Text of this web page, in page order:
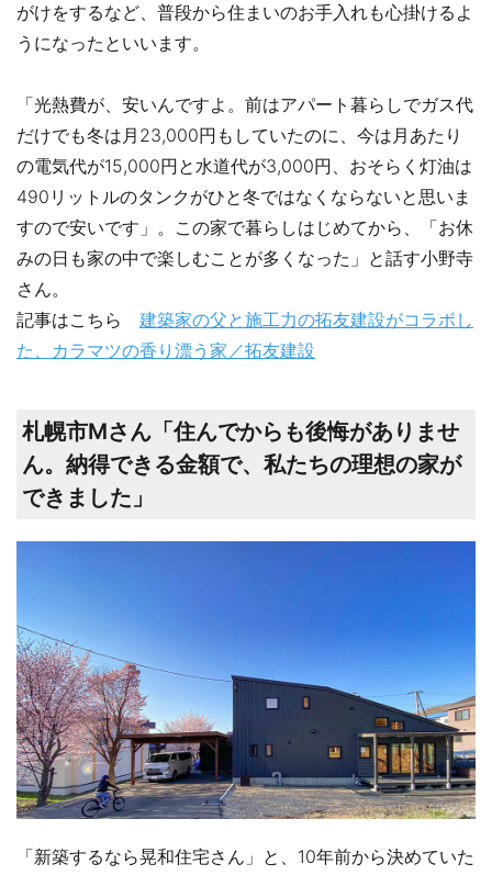
がけをするなど、普段から住まいのお手入れも心掛けるよ
うになったといいます。
「光熱費が、安いんですよ。前はアパート暮らしでガス代
だけでも冬は月23,000円もしていたのに、今は月あたり
の電気代が15,000円と水道代が3,000円、おそらく灯油は
490リットルのタンクがひと冬ではなくならないと思いま
すので安いです」。この家で暮らしはじめてから、「お休
みの日も家の中で楽しむことが多くなった」と話す小野寺
さん。
記事はこちら 建築家の父と施工力の拓友建設がコラボし
た、カラマツの香り漂う家／拓友建設
札幌市Mさん「住んでからも後悔がありませ
ん。納得できる金額で、私たちの理想の家が
できました」
「新築するなら晃和住宅さん」と、10年前から決めていた